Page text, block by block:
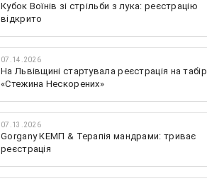
Кубок Воїнів зі стрільби з лука: реєстрацію
відкрито
07.14.2026
На Львівщині стартувала реєстрація на табір
«Стежина Нескорених»
07.13.2026
Gorgany КЕМП & Терапія мандрами: триває
реєстрація